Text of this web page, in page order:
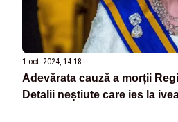
1 oct. 2024, 14:18
Adevărata cauză a morții
Detalii neștiute care ies la